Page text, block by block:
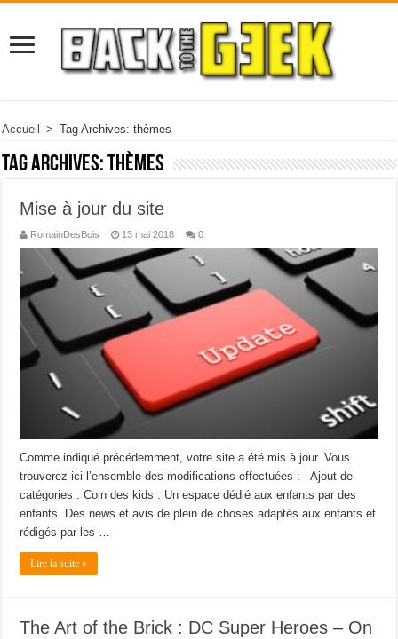
Accueil > Tag Archives: thèmes
Tag Archives:thèmes
Mise à jour du site
RomainDesBois 13 mai 2018 0
Comme indiqué précédemment, votre site a été mis à jour. Vous
trouverez ici l’ensemble des modifications effectuées : Ajout de
catégories : Coin des kids : Un espace dédié aux enfants par des
enfants. Des news et avis de plein de choses adaptés aux enfants et
rédigés par les …
Lire la suite »
The Art of the Brick : DC Super Heroes – On